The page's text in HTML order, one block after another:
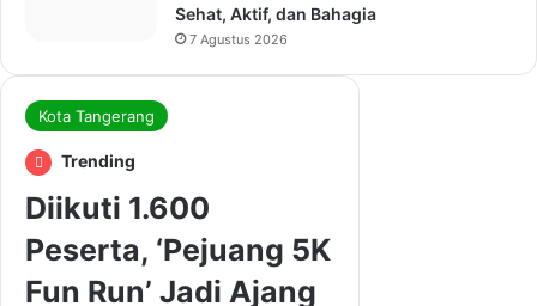
Sehat, Aktif, dan Bahagia
7 Agustus 2026